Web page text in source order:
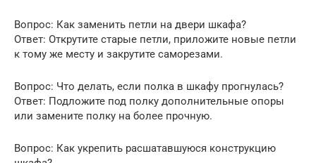
Вопрос: Как заменить петли на двери шкафа?
Ответ: Открутите старые петли, приложите новые петли
к тому же месту и закрутите саморезами.
Вопрос: Что делать, если полка в шкафу прогнулась?
Ответ: Подложите под полку дополнительные опоры
или замените полку на более прочную.
Вопрос: Как укрепить расшатавшуюся конструкцию